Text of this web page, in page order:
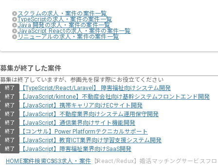
スクラムの求人・案件の案件一覧
TypeScriptの求人・案件の案件一覧
Java 開発の求人・案件の案件一覧
JavaScript Reactの求人・案件の案件一覧
リニューアルの求人・案件の案件一覧
募集が終了した案件
募集は終了していますが、参画先を探す際にお役立てください
終了 【TypeScript/React/Laravel】 障害福祉向けシステム開発
終了 【JavaScript/kintone】不動産会社向け基幹システムフロントエンド開発
終了 【JavaScript】携帯キャリア向けECサイト開発
終了 【JavaScript】不動産業界向けシステム運用保守開発
終了 【JavaScript】通信業界向けサイト機能開発
終了 【コンサル】Power Platformテクニカルサポート
終了 【JavaScript】教育ICT業界向け学習支援システム開発
終了
【JavaScript】障害福祉業界向けSaaS開発
HOME案件検索CSS3求人・案件 【React/Redux】婚活マッチングサービスフ